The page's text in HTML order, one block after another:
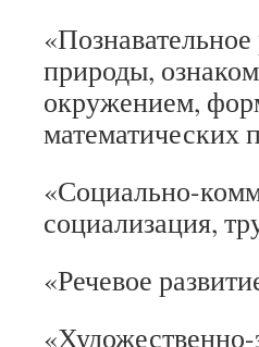
природы,
окружением,
математических
«Социально-
социализация,
«Речевое
«Художественно-